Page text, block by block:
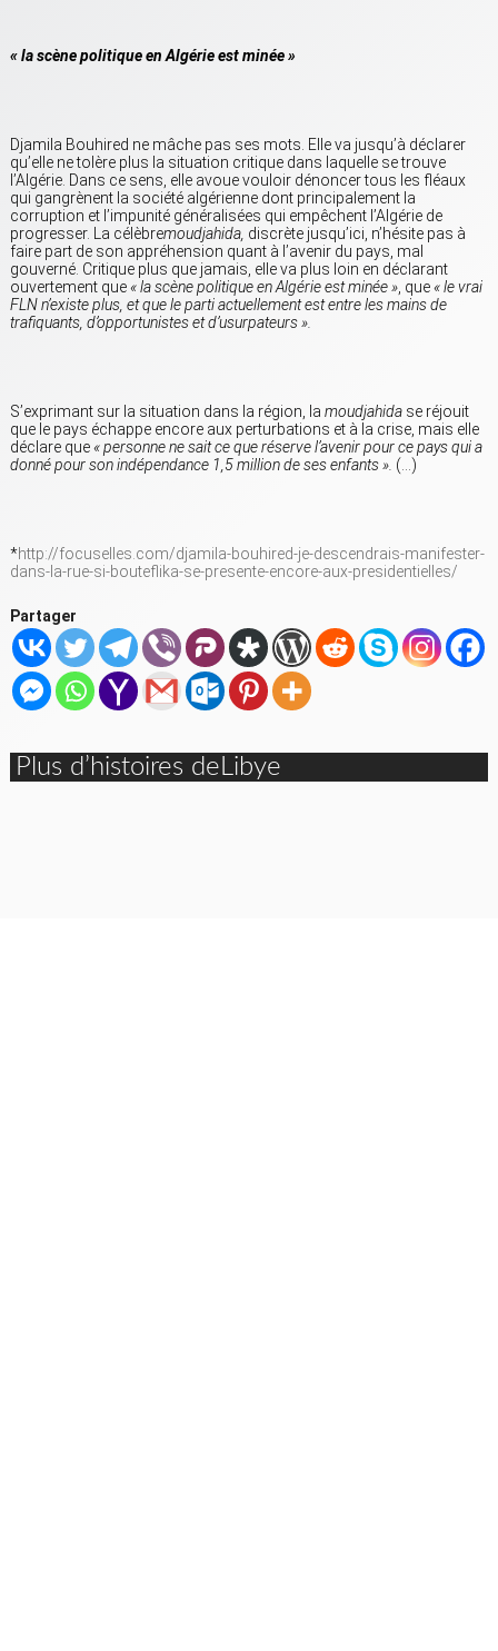
« la scène politique en Algérie est minée »
Djamila Bouhired ne mâche pas ses mots. Elle va jusqu’à déclarer
qu’elle ne tolère plus la situation critique dans laquelle se trouve
l’Algérie. Dans ce sens, elle avoue vouloir dénoncer tous les fléaux
qui gangrènent la société algérienne dont principalement la
corruption et l’impunité généralisées qui empêchent l’Algérie de
progresser. La célèbremoudjahida, discrète jusqu’ici, n’hésite pas à
faire part de son appréhension quant à l’avenir du pays, mal
gouverné. Critique plus que jamais, elle va plus loin en déclarant
ouvertement que« la scène politique en Algérie est minée » , que« le vrai
FLN n’existe plus, et que le parti actuellement est entre les mains de
trafiquants, d’opportunistes et d’usurpateurs ».
S’exprimant sur la situation dans la région, la moudjahida se réjouit
que le pays échappe encore aux perturbations et à la crise, mais elle
déclare que« personne ne sait ce que réserve l’avenir pour ce pays qui a
donné pour son indépendance 1,5 million de ses enfants ». (…)
*http://focuselles.com/djamila-bouhired-je-descendrais-manifester-
dans-la-rue-si-bouteflika-se-presente-encore-aux-presidentielles/
Partager
Plus d’histoires deLibye